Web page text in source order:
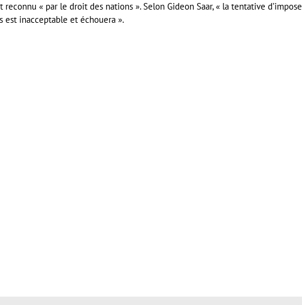
« par le droit des nations ». Selon Gideon Saar, « la tentative
est inacceptable et échouera ».